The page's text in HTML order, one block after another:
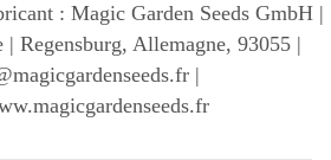
: Magic Garden Seeds GmbH |
| Regensburg, Allemagne, 93055 |
|